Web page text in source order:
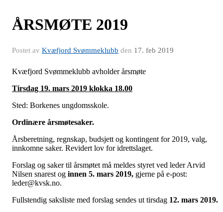
ÅRSMØTE 2019
Postet av Kvæfjord Svømmeklubb den 17. feb 2019
Kvæfjord Svømmeklubb avholder årsmøte
Tirsdag 19. mars 2019 klokka 18.00
Sted: Borkenes ungdomsskole.
Ordinære årsmøtesaker.
Årsberetning, regnskap, budsjett og kontingent for 2019, valg,
innkomne saker. Revidert lov for idrettslaget.
Forslag og saker til årsmøtet må meldes styret ved leder Arvid
Nilsen snarest og innen 5. mars 2019, gjerne på e-post:
leder@kvsk.no.
Fullstendig saksliste med forslag sendes ut tirsdag 12. mars 2019.